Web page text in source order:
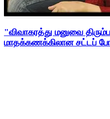
"விவாகரத்து மனுவை
மாதக்கணக்கிலான சட்டப்